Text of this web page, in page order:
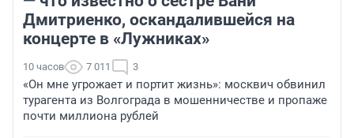
Дмитриенко, оскандалившейся на
концерте в «Лужниках»
10 часов 7 011 3
«Он мне угрожает и портит жизнь»: москвич обвинил
турагента из Волгограда в мошенничестве и пропаже
почти миллиона рублей